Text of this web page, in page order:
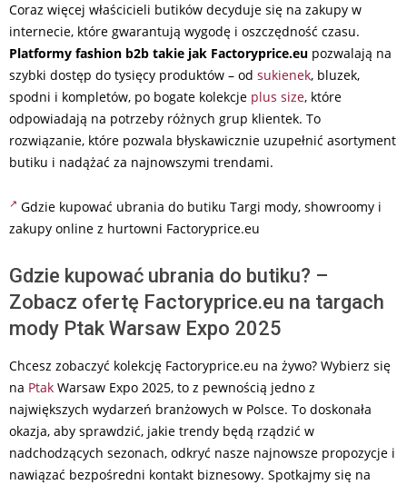
Coraz więcej właścicieli butików decyduje się na zakupy w
internecie, które gwarantują wygodę i oszczędność czasu.
Platformy fashion b2b takie jak Factoryprice.eu pozwalają na
szybki dostęp do tysięcy produktów – od sukienek, bluzek,
spodni i kompletów, po bogate kolekcje plus size, które
odpowiadają na potrzeby różnych grup klientek. To
rozwiązanie, które pozwala błyskawicznie uzupełnić asortyment
butiku i nadążać za najnowszymi trendami.
Gdzie kupować ubrania do butiku Targi mody, showroomy i
zakupy online z hurtowni Factoryprice.eu
Gdzie kupować ubrania do butiku? –
Zobacz ofertę Factoryprice.eu na targach
mody Ptak Warsaw Expo 2025
Chcesz zobaczyć kolekcję Factoryprice.eu na żywo? Wybierz się
na Ptak Warsaw Expo 2025, to z pewnością jedno z
największych wydarzeń branżowych w Polsce. To doskonała
okazja, aby sprawdzić, jakie trendy będą rządzić w
nadchodzących sezonach, odkryć nasze najnowsze propozycje i
nawiązać bezpośredni kontakt biznesowy. Spotkajmy się na